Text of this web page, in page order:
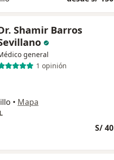
Shamir Barros
general
1 opinión
• Mapa
S/ 40